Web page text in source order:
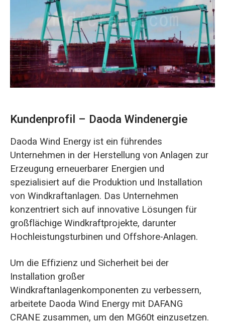
Kundenprofil – Daoda Windenergie
Daoda Wind Energy ist ein führendes
Unternehmen in der Herstellung von Anlagen zur
Erzeugung erneuerbarer Energien und
spezialisiert auf die Produktion und Installation
von Windkraftanlagen. Das Unternehmen
konzentriert sich auf innovative Lösungen für
großflächige Windkraftprojekte, darunter
Hochleistungsturbinen und Offshore-Anlagen.
Um die Effizienz und Sicherheit bei der
Installation großer
Windkraftanlagenkomponenten zu verbessern,
arbeitete Daoda Wind Energy mit DAFANG
CRANE zusammen, um den MG60t einzusetzen.
O‘zbekcha